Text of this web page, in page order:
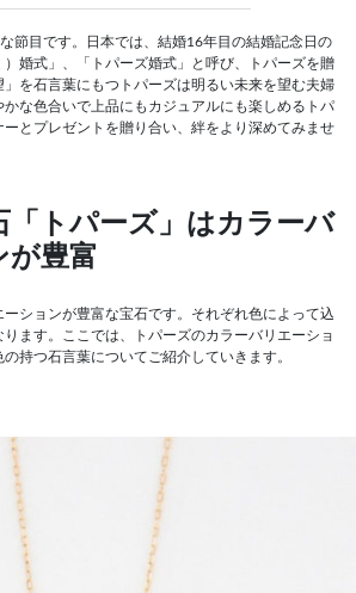
節目です。日本では、結婚16年目の結婚記念日の
）婚式」、「トパーズ婚式」と呼び、トパーズを贈
」を石言葉にもつトパーズは明るい未来を望む夫婦
な色合いで上品にもカジュアルにも楽しめるトパ
とプレゼントを贈り合い、絆をより深めてみませ
「トパーズ」はカラーバ
が豊富
ーションが豊富な宝石です。それぞれ色によって込
ます。ここでは、トパーズのカラーバリエーショ
持つ石言葉についてご紹介していきます。